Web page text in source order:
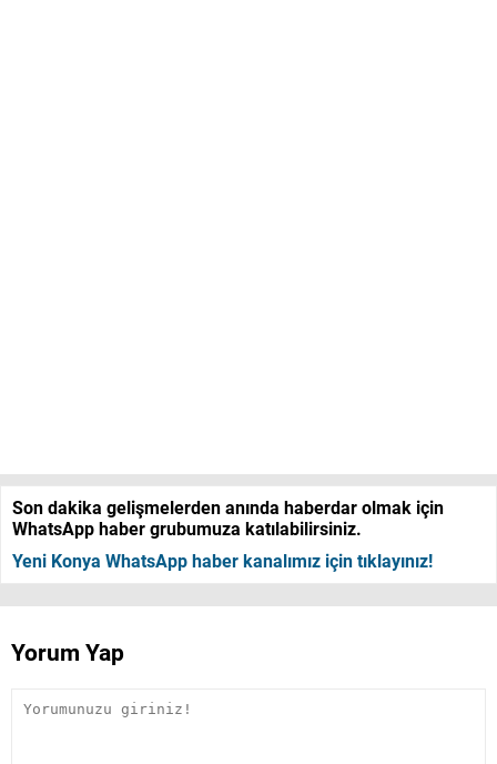
Son dakika gelişmelerden anında haberdar olmak için
WhatsApp haber grubumuza katılabilirsiniz.
Yeni Konya WhatsApp haber kanalımız için tıklayınız!
Yorum Yap